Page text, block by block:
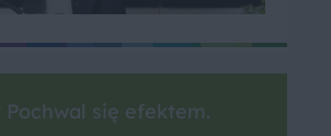
Pochwal się efektem.